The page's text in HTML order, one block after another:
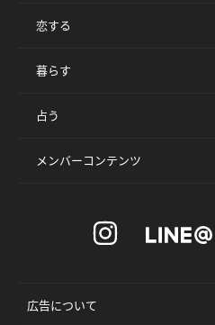
恋する
暮らす
占う
メンバーコンテンツ
広告について